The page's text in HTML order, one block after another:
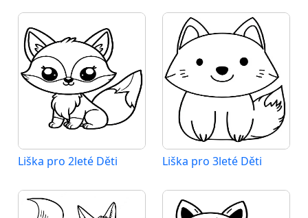
Liška pro 2leté Děti Liška pro 3leté Děti